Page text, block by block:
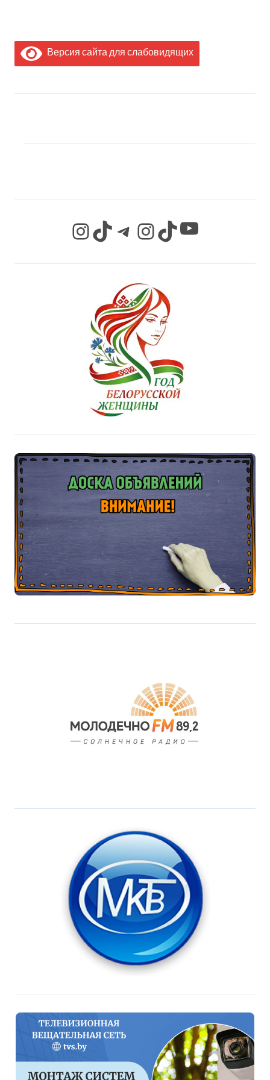
Версия сайта для слабовидящих
InstagramTikTok Telegram InstagramTikTok YouTube